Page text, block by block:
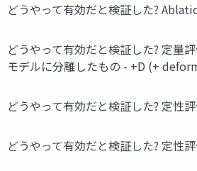
どうやって有効だと検証した?
どうやって有効だと検証した? 定
モデルに分離したもの - +D (+
どうやって有効だと検証した? 定性
どうやって有効だと検証した? 定性